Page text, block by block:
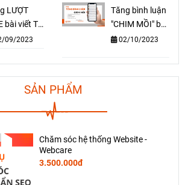
hiệu quả
stream
facebook,
tiktok
LƯỢT
bài viết TỰ
- Cứ
09/2023
Tăng bình luận
"CHIM MỒI" bài
viết - Cách hiệu
đẩy "RA ĐƠN"
nhanh chóng
02/10/2023
SẢN PHẨM
Chăm sóc hệ thống Website -
Webcare
3.500.000đ